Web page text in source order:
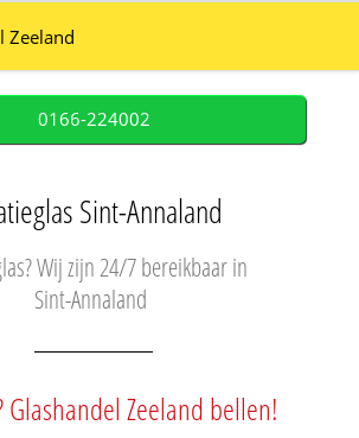
Zeeland
0166-224002
Sint-Annaland
Wij zijn 24/7 bereikbaar in
Sint-Annaland
Glashandel Zeeland bellen!